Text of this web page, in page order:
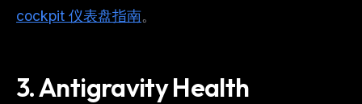
cockpit 仪表盘指南。
3. Antigravity Health